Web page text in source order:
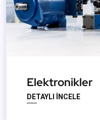
Elektronikler
DETAYLI İNCELE